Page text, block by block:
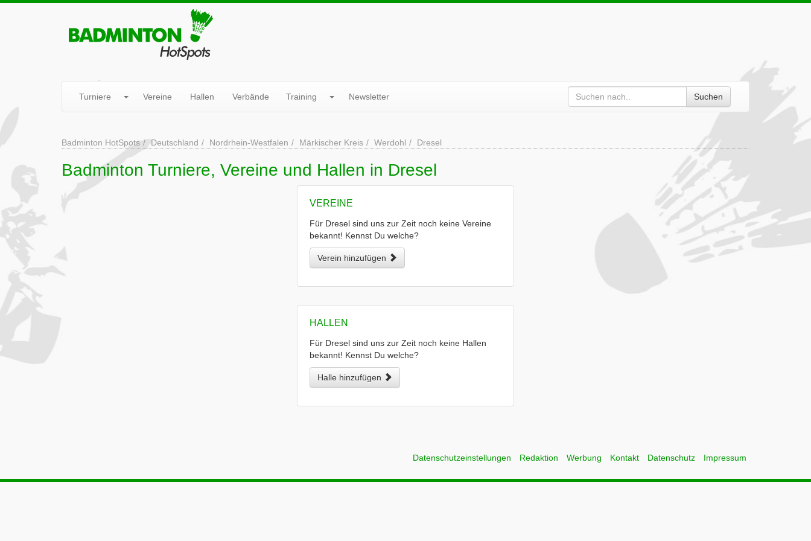
Turniere Vereine Hallen Verbände Training Newsletter Suchen
Badminton HotSpots Deutschland Nordrhein-Westfalen Märkischer Kreis Werdohl Dresel
Badminton Turniere, Vereine und Hallen in Dresel
VEREINE
Für Dresel sind uns zur Zeit noch keine Vereine
bekannt! Kennst Du welche?
Verein hinzufügen
HALLEN
Für Dresel sind uns zur Zeit noch keine Hallen
bekannt! Kennst Du welche?
Halle hinzufügen
Datenschutzeinstellungen Redaktion Werbung Kontakt Datenschutz Impressum